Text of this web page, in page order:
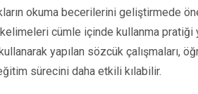
okuma becerilerini geliştirmede
cümle içinde kullanma pratiği
yapılan sözcük çalışmaları,
sürecini daha etkili kılabilir.